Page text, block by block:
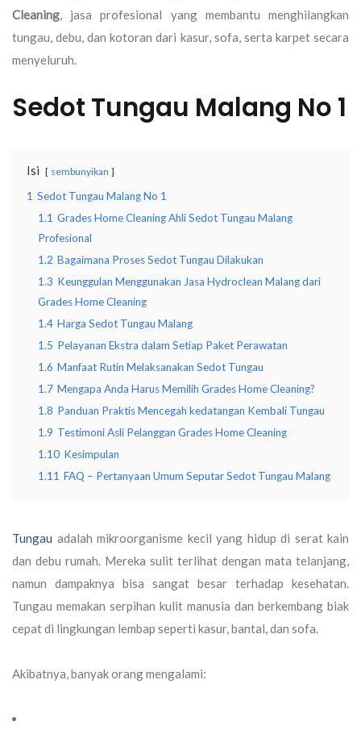
Cleaning, jasa profesional yang membantu menghilangkan
tungau, debu, dan kotoran dari kasur, sofa, serta karpet secara
menyeluruh.
Sedot Tungau Malang No 1
Isi sembunyikan
1 Sedot Tungau Malang No 1
1.1 Grades Home Cleaning Ahli Sedot Tungau Malang
Profesional
1.2 Bagaimana Proses Sedot Tungau Dilakukan
1.3 Keunggulan Menggunakan Jasa Hydroclean Malang dari
Grades Home Cleaning
1.4 Harga Sedot Tungau Malang
1.5 Pelayanan Ekstra dalam Setiap Paket Perawatan
1.6 Manfaat Rutin Melaksanakan Sedot Tungau
1.7 Mengapa Anda Harus Memilih Grades Home Cleaning?
1.8 Panduan Praktis Mencegah kedatangan Kembali Tungau
1.9 Testimoni Asli Pelanggan Grades Home Cleaning
1.10 Kesimpulan
1.11 FAQ – Pertanyaan Umum Seputar Sedot Tungau Malang
Tungau adalah mikroorganisme kecil yang hidup di serat kain
dan debu rumah. Mereka sulit terlihat dengan mata telanjang,
namun dampaknya bisa sangat besar terhadap kesehatan.
Tungau memakan serpihan kulit manusia dan berkembang biak
cepat di lingkungan lembap seperti kasur, bantal, dan sofa.
Akibatnya, banyak orang mengalami: